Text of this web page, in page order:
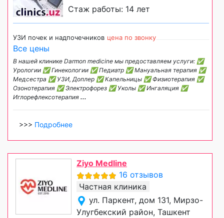
Стаж работы: 14 лет
УЗИ почек и надпочечников цена по звонку
Все цены
В нашей клинике Darmon medicine мы предоставляем услуги: ✅
Урологии ✅ Гинекологии ✅ Педиатр ✅ Мануальная терапия ✅
Медсестра ✅ УЗИ, Доплер ✅ Капельницы ✅ Физиотерапия ✅
Озонотерапия ✅ Электрофорез ✅ Уколы ✅ Ингаляция ✅
Иглорефлексотерапия ...
>>> Подробнее
Ziyo Medline
16 отзывов
Частная клиника
ул. Паркент, дом 131, Мирзо-
Улугбекский район, Ташкент